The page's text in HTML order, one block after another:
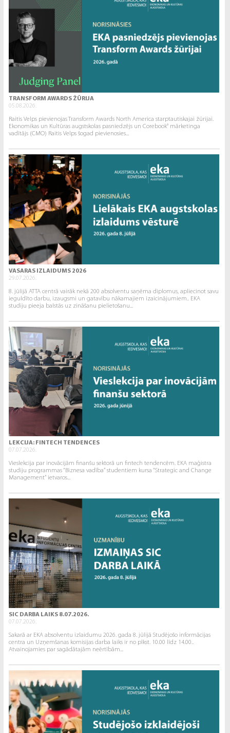
TRANSFORM AWARDS ŽŪRIJA
05.08.2026.
Raitis Velps pievienojas Transform Awards North America starptautiskajai žūrijai.
Ekonomikas un Kultūras augstskolas pasniedzējs un Corebook° mārketinga
vadītājs (CMO) Raitis Velps šogad pievienosies...
VASARAS IZLAIDUMS 2026
29.07.2026.
8. jūlijā ATTA centrā vairāk nekā 200 absolventu saņēma diplomus, apliecinot savu
ieguldīto darbu, izaugsmi un gatavību nākamajiem izaicinājumiem.. EKA
studiju pieeja balstās uz zināšanu pielietošanu...
LEKCIJA: FINTECH TENDENCES
07.07.2026.
Vieslekcija par inovācijām finanšu sektorā un fintech tendencēm. EKA maģistra
studiju programmas “Biznesa vadība” studentiem kursa “Strategic and Change
Management” ietvaros...
SIC DARBA LAIKS 8.07.2026.
07.07.2026.
Sakarā ar EKA absolventu izlaidumu 2026. gada 8. jūlijā Studējošo informācijas
centra un Uzņemšanas komisijas darba laiks ir no plkst. 10.00 līdz 14.00..
Atvainojamies par sagādātajām neērtībām...